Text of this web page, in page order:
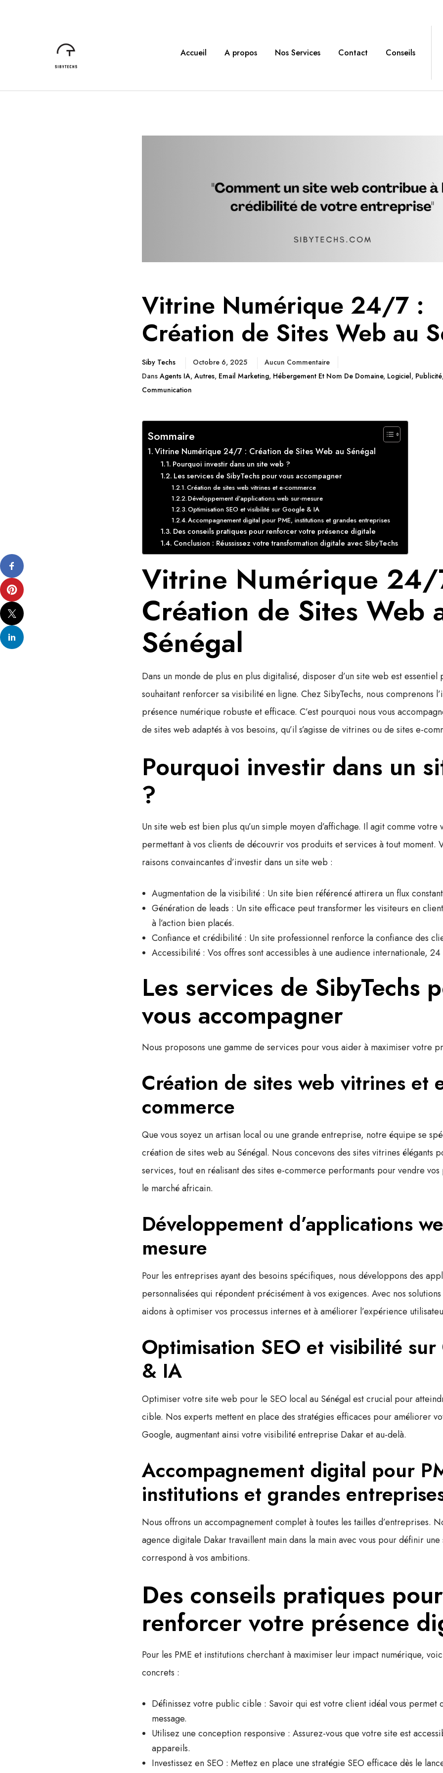
Accueil A propos Nos Services Contact Conseils
Vitrine Numérique 24/7 :
Création de Sites Web au
Siby Techs Octobre 6, 2025
Aucun Commentaire
Dans Agents IA, Autres, Email Marketing, Hébergement Et Nom De Domaine, Logiciel, Publicité
Communication
Sommaire
Vitrine Numérique 24/7 : Création de Sites Web au Sénégal
Pourquoi investir dans un site web ?
Les services de SibyTechs pour vous accompagner
Création de sites web vitrines et e-commerce
Développement d’applications web sur-mesure
Optimisation SEO et visibilité sur Google & IA
Accompagnement digital pour PME, institutions et grandes entreprises
Des conseils pratiques pour renforcer votre présence digitale
Conclusion : Réussissez votre transformation digitale avec SibyTechs
Vitrine Numérique
Création de Sites Web
Sénégal
Dans un monde de plus en plus digitalisé, disposer d’un site web est
souhaitant renforcer savisibilité en ligne. Chez SibyTechs, nous comprenons
présence numérique robuste et efficace. C’est pourquoi nous vous
de sites web adaptés à vos besoins, qu’il s’agisse de vitrines ou de sites e-
Pourquoi investir dans un
?
Un site web est bien plus qu’un simple moyen d’affichage. Il agit comme votre
permettant à vos clients de découvrir vos produits et services à tout moment.
raisons convaincantes d’investir dans un site web :
Augmentation de la visibilité : Un site bien référencé attirera un flux
Génération de leads : Un site efficace peut transformer les visiteurs en
à l’action bien placés.
Confiance et crédibilité : Un site professionnel renforce la confiance des
Accessibilité : Vos offres sont accessibles à une audience internationale,
Les services de SibyTechs
vous accompagner
Nous proposons une gamme de services pour vous aider à maximiser votre
Création de sites web vitrines et
commerce
Que vous soyez un artisan local ou une grande entreprise, notre équipe se
création de sites web au Sénégal. Nous concevons des sites vitrines élégants
services, tout en réalisant des sites e-commerce performants pour vendre
le marché africain.
Développement d’applications
mesure
Pour les entreprises ayant des besoins spécifiques, nous développons des
personnalisées qui répondent précisément à vos exigences. Avec nos
aidons à optimiser vos processus internes et à améliorer l’expérience
Optimisation SEO et visibilité
& IA
Optimiser votre site web pour le SEO local au Sénégalest crucial pour
cible. Nos experts mettent en place des stratégies efficaces pour améliorer
Google, augmentant ainsi votre visibilité entreprise Dakaret au-delà.
Accompagnement digital pour
institutions et grandes
Nous offrons un accompagnement complet à toutes les tailles d’entreprises.
agence digitale Dakartravaillent main dans la main avec vous pour définir
correspond à vos ambitions.
Des conseils pratiques pour
renforcer votre présence
Pour les PME et institutions cherchant à maximiser leur impact numérique,
concrets :
Définissez votre public cible : Savoir qui est votre client idéal vous permet
message.
Utilisez une conception responsive : Assurez-vous que votre site est
appareils.
Investissez en SEO : Mettez en place une stratégie SEO efficace dès le